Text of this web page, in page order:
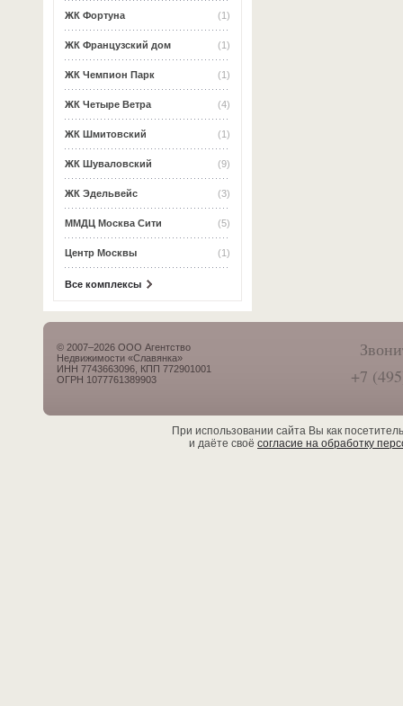
(1)
ЖК Фортуна
(1)
ЖК Французский дом
(1)
ЖК Чемпион Парк
(4)
ЖК Четыре Ветра
(1)
ЖК Шмитовский
(9)
ЖК Шуваловский
(3)
ЖК Эдельвейс
(5)
ММДЦ Москва Сити
(1)
Центр Москвы
Все комплексы
© 2007–2026 ООО Агентство
Недвижимости «Славянка»
ИНН 7743663096, КПП 772901001
ОГРН 1077761389903
+7
При использовании сайта Вы как
и даёте своё согласие на обработку